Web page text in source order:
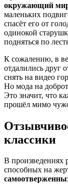
окружающий мир,
маленьких
спасёт его от
одинокой
подняться по
К сожалению, в
отдалились друг
снять на видео
Но мода на
Это значит, что
прошёл мимо
классики
В произведениях
способных на